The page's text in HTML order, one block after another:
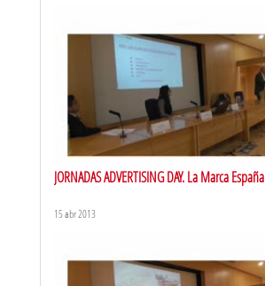
JORNADAS ADVERTISING DAY. La Marca España
15 abr 2013